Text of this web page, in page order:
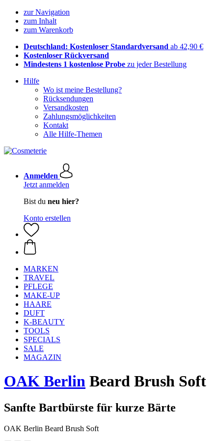
zur Navigation
zum Inhalt
zum Warenkorb
Deutschland: Kostenloser Standardversand ab 42,90 €
Kostenloser Rückversand
Mindestens 1 kostenlose Probe zu jeder Bestellung
Hilfe
Wo ist meine Bestellung?
Rücksendungen
Versandkosten
Zahlungsmöglichkeiten
Kontakt
Alle Hilfe-Themen
Anmelden
Jetzt anmelden
Bist du neu hier?
Konto erstellen
MARKEN
TRAVEL
PFLEGE
MAKE-UP
HAARE
DUFT
K-BEAUTY
TOOLS
SPECIALS
SALE
MAGAZIN
OAK Berlin Beard Brush Soft
Sanfte Bartbürste für kurze Bärte
OAK Berlin Beard Brush Soft